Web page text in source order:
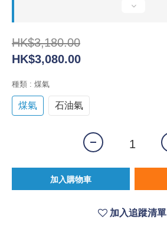
HK$3,180.00
HK$3,080.00
種類 : 煤氣
煤氣 石油氣
加入購物車
加入追蹤清單